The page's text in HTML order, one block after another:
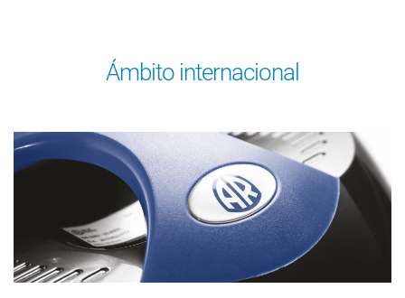
Ámbito internacional